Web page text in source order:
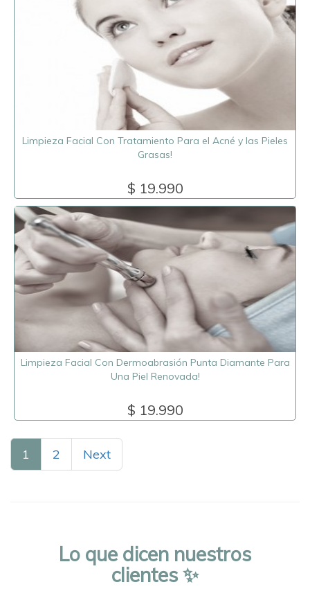
Limpieza Facial Con Tratamiento Para el Acné y las Pieles
Grasas!
$ 19.990
Limpieza Facial Con Dermoabrasión Punta Diamante Para
Una Piel Renovada!
$ 19.990
1 2 Next
Lo que dicen nuestros
clientes ✨